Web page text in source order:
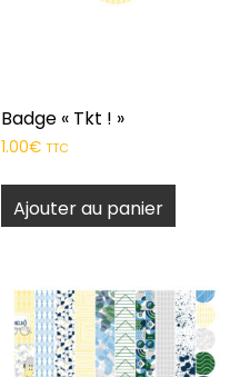
Badge « Tkt ! »
1.00€ TTC
Ajouter au panier